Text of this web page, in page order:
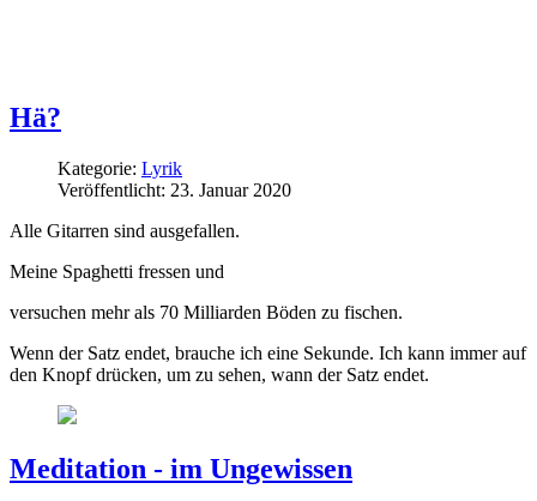
Hä?
Kategorie: Lyrik
Veröffentlicht: 23. Januar 2020
Alle Gitarren sind ausgefallen.
Meine Spaghetti fressen und
versuchen mehr als 70 Milliarden Böden zu fischen.
Wenn der Satz endet, brauche ich eine Sekunde. Ich kann immer auf
den Knopf drücken, um zu sehen, wann der Satz endet.
Meditation - im Ungewissen